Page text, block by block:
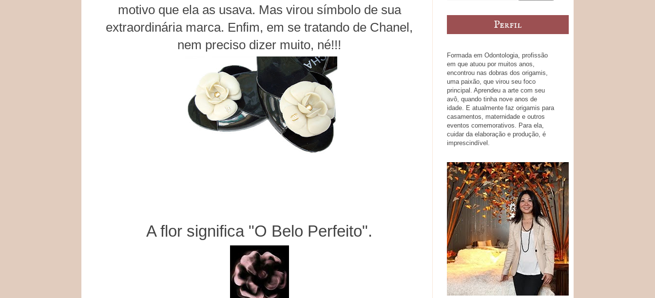
motivo que ela as usava. Mas virou símbolo de sua
extraordinária marca. Enfim, em se tratando de Chanel,
nem preciso dizer muito, né!!!
A flor significa "O Belo Perfeito".
Formada em Odontologia, profissão
em que atuou por muitos anos,
encontrou nas dobras dos origamis,
uma paixão, que virou seu foco
principal. Aprendeu a arte com seu
avô, quando tinha nove anos de
idade. E atualmente faz origamis para
casamentos, maternidade e outros
eventos comemorativos. Para ela,
cuidar da elaboração e produção, é
imprescindível.